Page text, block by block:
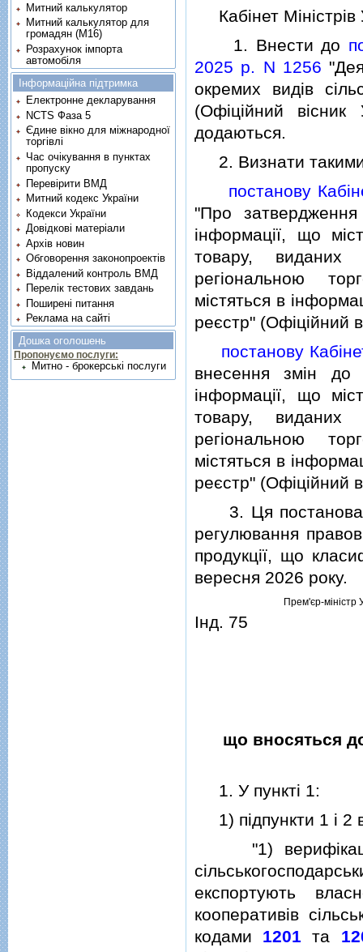
Кабiнет Мiнiстрiв
1. Внести до
2025 р. N 1256
окремих видiв
(Офiцiйний
додаються.
2. Визнати
постанову
"Про
iнформацiї, що
товару, виданих
регiональною
мiстяться в
реєстр" (Офiцiйний
постанову
внесення змiн до
iнформацiї, що
товару, виданих
регiональною
мiстяться в
реєстр" (Офiцiйний
3. Ця постанова
регулювання
продукцiї, що
вересня 2026 року.
Прем'єр-мiнiстр
Iнд. 75
що вносяться
1. У пунктi 1:
1) пiдпункти 1 i 2
"1) верифiкацiя
експортують
кооперативiв
кодами 1201 та
Митний калькулятор
Митний калькулятор для
громадян (М16)
Розрахунок імпорта
автомобіля
Інформаційна підтримка
Електронне декларування
NCTS Фаза 5
Єдине вікно для міжнародної
торгівлі
Час очікування в пунктах
пропуску
Перевірити ВМД
Митний кодекс України
Кодекси України
Довідкові матеріали
Архів новин
Обговорення законопроектів
Віддалений контроль ВМД
Перелік тестових завдань
Поширені питання
Реклама на сайті
Дошка оголошень
Пропонуємо послуги:
Митно - брокерські послуги